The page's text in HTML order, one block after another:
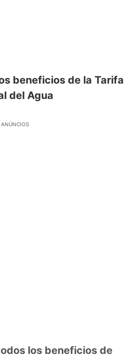
beneficios de la Tarifa
del Agua
ANÚNCIOS
los beneficios de